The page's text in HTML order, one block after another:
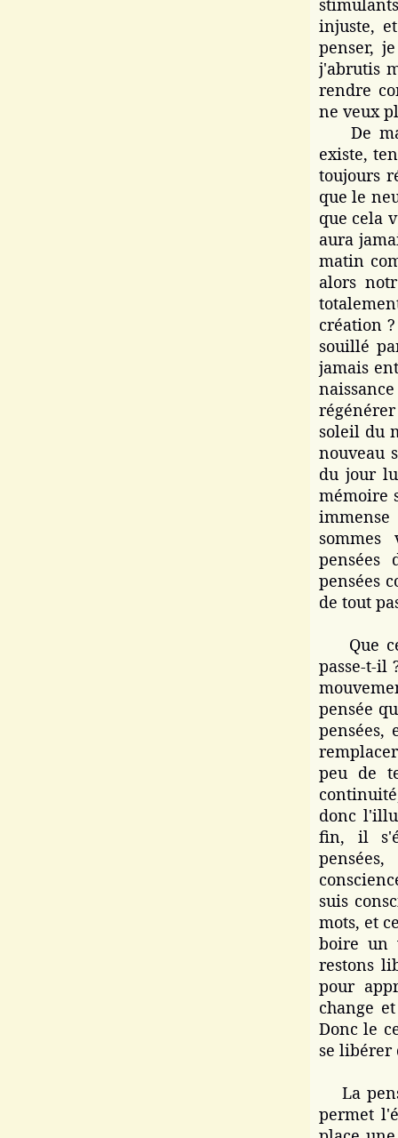
injuste,
penser,
j'abrutis
rendre
ne veux
De
existe,
toujours
que le
que cela
aura
matin
alors
création
souillé
jamais
soleil du
nouveau
du jour
mémoire
immense
pensées
pensées
de tout
Que ce
passe-t-il
pensée
peu de
donc
fin, il
suis
mots, et
boire un
restons
pour
change
Donc le
se libérer
La
permet